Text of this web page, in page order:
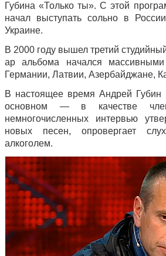
Губина «Только ты». С этой
начал выступать сольно в
Украине.
В 2000 году вышел третий
ар альбома начался
Германии, Латвии, Азербайджане,
В настоящее время Андрей Губин
основном — в качестве
немногочисленных интервью
новых песен, опровергает
алкоголем.